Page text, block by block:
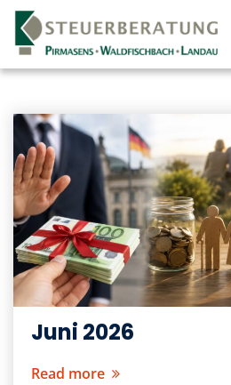
Juni 2026
Read more